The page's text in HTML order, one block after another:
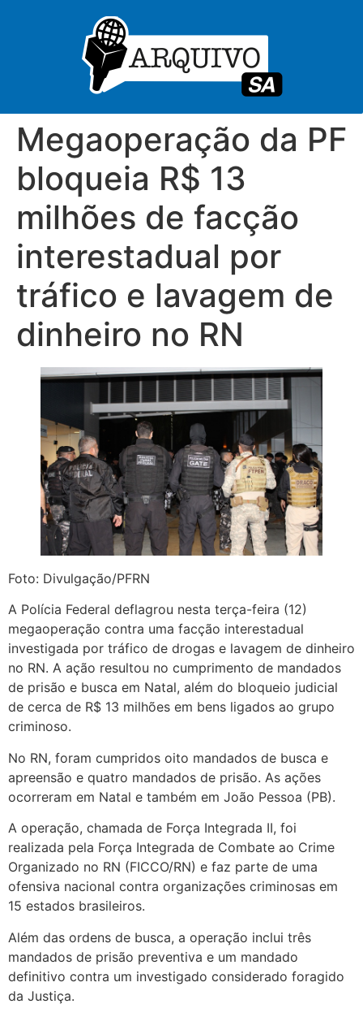
Megaoperação da PF
bloqueia R$ 13
milhões de facção
interestadual por
tráfico e lavagem de
dinheiro no RN
Foto: Divulgação/PFRN
A Polícia Federal deflagrou nesta terça-feira (12)
megaoperação contra uma facção interestadual
investigada por tráfico de drogas e lavagem de dinheiro
no RN. A ação resultou no cumprimento de mandados
de prisão e busca em Natal, além do bloqueio judicial
de cerca de R$ 13 milhões em bens ligados ao grupo
criminoso.
No RN, foram cumpridos oito mandados de busca e
apreensão e quatro mandados de prisão. As ações
ocorreram em Natal e também em João Pessoa (PB).
A operação, chamada de Força Integrada II, foi
realizada pela Força Integrada de Combate ao Crime
Organizado no RN (FICCO/RN) e faz parte de uma
ofensiva nacional contra organizações criminosas em
15 estados brasileiros.
Além das ordens de busca, a operação inclui três
mandados de prisão preventiva e um mandado
definitivo contra um investigado considerado foragido
da Justiça.